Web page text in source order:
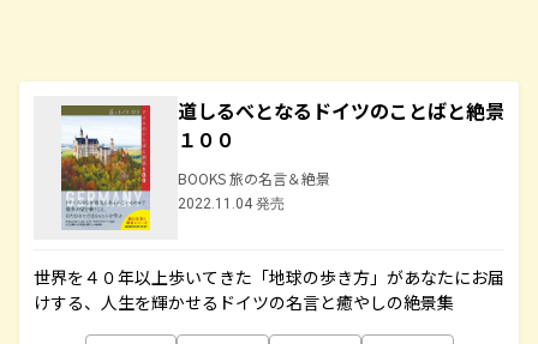
道しるべとなるドイツのことばと絶景
１００
BOOKS 旅の名言＆絶景
2022.11.04 発売
世界を４０年以上歩いてきた「地球の歩き方」があなたにお届
けする、人生を輝かせるドイツの名言と癒やしの絶景集